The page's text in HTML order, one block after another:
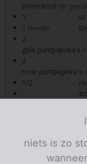
bloemkool fijn
1 ui
1 teentje
2
gele puntpaprika's
2
rode puntpaprika's
1/2
niets is zo